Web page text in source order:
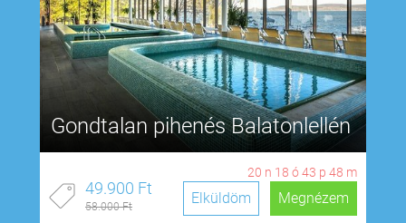
Gondtalan pihenés Balatonlellén
20 n 18 ó43 p 47 m
49.900 Ft
58.000 Ft Megnézem
Elküldöm